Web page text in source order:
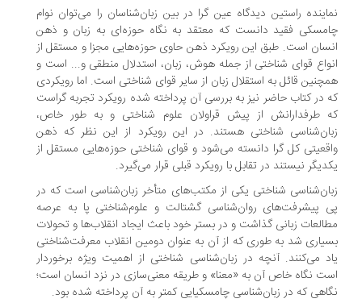
راستین دیدگاه عین گرا در بین زبان‌شناسان را می‌توان نوام
فقید دانست که معتقد به نگاه حوزه‌ای به زبان و ذهن
است. طبق این رویکرد ذهن حاوی حوزه‌هایی مجزا و مستقل از
قوای شناختی از جمله هوش، زبان، استدلال منطقی و... است و
قائل به استقلال زبان از سایر قوای شناختی است. اما رویکردی
در کتاب حاضر نیز به بررسی آن پرداخته شده رویکرد تجربه گراست
طرفدارانش از پیش قراولان علوم شناختی و به طور خاص،
شناختی هستند. در این رویکرد از این نظر که ذهن
کل گرا دانسته می‌شود و قوای شناختی حوزه‌هایی مستقل از
نیستند در تقابل با رویکرد قبلی قرار می‌گیرد.
شناختی یکی از مکتب‌های متأخر زبان‌شناسی است که در
پیشرفت‌های روان‌شناسی گشتالت و علوم‌شناختی پا به عرصه
زبانی گذاشت و در بستر خود باعث ایجاد انقلاب‌ها و تحولات
شد به طوری که از آن به عنوان دومین انقلاب معرفت‌شناختی
می‌کنند. آنچه در زبان‌شناسی شناختی از اهمیت ویژه برخوردار
نگاه خاص آن به «معنا» و طریقه معنی‌سازی در نزد انسان است؛
که در زبان‌شناسی چامسکیایی کمتر به آن پرداخته شده بود.